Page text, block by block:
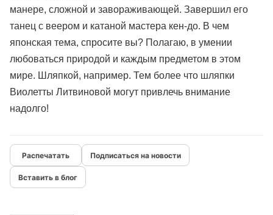
манере, сложной и завораживающей. Завершил его
танец с веером и катаной мастера кен-до. В чем
японская тема, спросите вы? Полагаю, в умении
любоваться природой и каждым предметом в этом
мире. Шляпкой, например. Тем более что шляпки
Виолетты Литвиновой могут привлечь внимание
надолго!
Подписаться на новости
Вставить в блог